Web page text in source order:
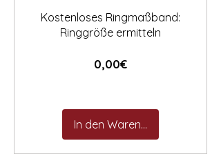
Kostenloses Ringmaßband:
Ringgröße ermitteln
0,00€Preis
In den Warenkorb